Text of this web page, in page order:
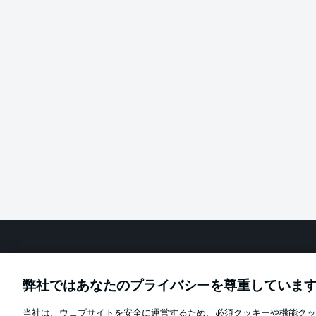
Football as it's meant to be
弊社ではあなたのプライバシーを尊重していま
当社は、ウェブサイトを安全に運営するため、必須クッキーや機能ク